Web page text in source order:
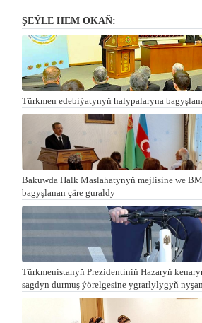
ŞEÝLE HEM OKAŇ:
Türkmen edebiýatynyň halypalaryna
Bakuwda Halk Maslahatynyň mejlisine we
bagyşlanan çäre guraldy
Türkmenistanyň Prezidentiniň Hazaryň
sagdyn durmuş ýörelgesine ygrarlylygyň